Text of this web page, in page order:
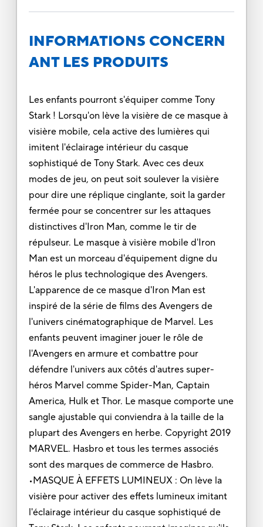
INFORMATIONS CONCERN
ANT LES PRODUITS
Les enfants pourront s'équiper comme Tony
Stark ! Lorsqu'on lève la visière de ce masque à
visière mobile, cela active des lumières qui
imitent l'éclairage intérieur du casque
sophistiqué de Tony Stark. Avec ces deux
modes de jeu, on peut soit soulever la visière
pour dire une réplique cinglante, soit la garder
fermée pour se concentrer sur les attaques
distinctives d'Iron Man, comme le tir de
répulseur. Le masque à visière mobile d'Iron
Man est un morceau d'équipement digne du
héros le plus technologique des Avengers.
L'apparence de ce masque d'Iron Man est
inspiré de la série de films des Avengers de
l'univers cinématographique de Marvel. Les
enfants peuvent imaginer jouer le rôle de
l'Avengers en armure et combattre pour
défendre l'univers aux côtés d'autres super-
héros Marvel comme Spider-Man, Captain
America, Hulk et Thor. Le masque comporte une
sangle ajustable qui conviendra à la taille de la
plupart des Avengers en herbe. Copyright 2019
MARVEL. Hasbro et tous les termes associés
sont des marques de commerce de Hasbro.
•MASQUE À EFFETS LUMINEUX : On lève la
visière pour activer des effets lumineux imitant
l'éclairage intérieur du casque sophistiqué de